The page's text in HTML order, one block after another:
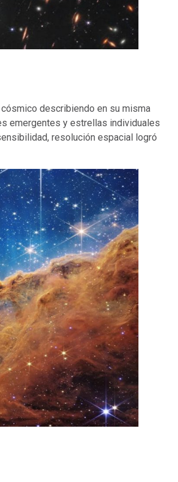
describiendo en su misma
emergentes y estrellas individuales
resolución espacial logró